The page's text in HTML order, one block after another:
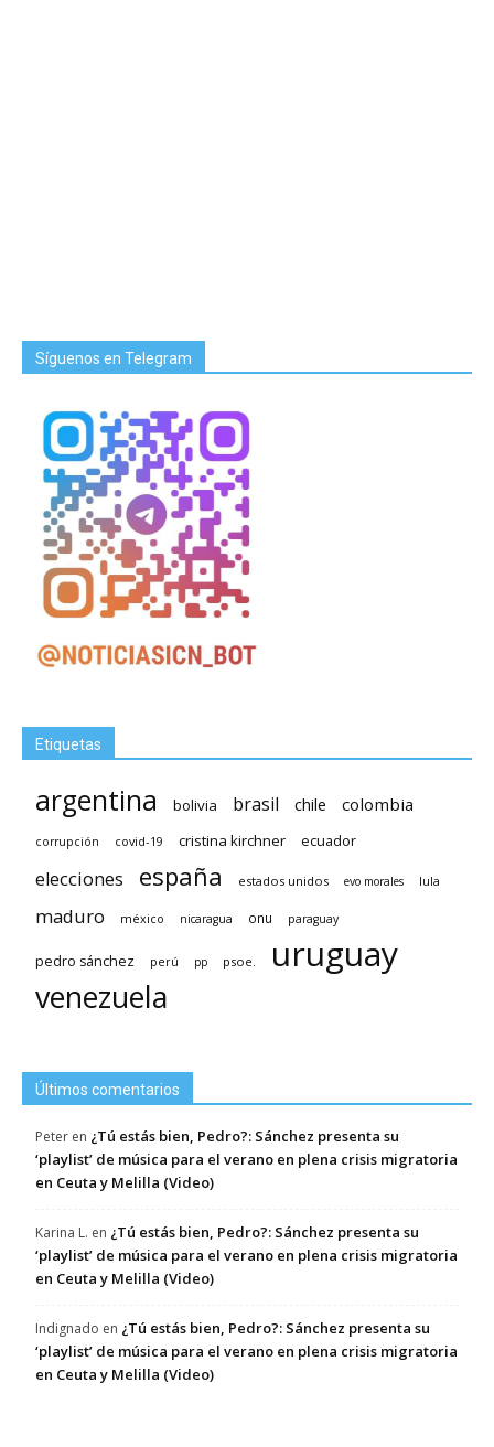
Síguenos en Telegram
Etiquetas
argentina bolivia brasil chile colombia
corrupción covid-19 cristina kirchner ecuador
elecciones españa estados unidos evo morales lula
maduro méxico nicaragua onu paraguay
pedro sánchez perú pp psoe. uruguay
venezuela
Últimos comentarios
Peter en ¿Tú estás bien, Pedro?: Sánchez presenta su
‘playlist’ de música para el verano en plena crisis migratoria
en Ceuta y Melilla (Video)
Karina L. en ¿Tú estás bien, Pedro?: Sánchez presenta su
‘playlist’ de música para el verano en plena crisis migratoria
en Ceuta y Melilla (Video)
Indignado en ¿Tú estás bien, Pedro?: Sánchez presenta su
‘playlist’ de música para el verano en plena crisis migratoria
en Ceuta y Melilla (Video)